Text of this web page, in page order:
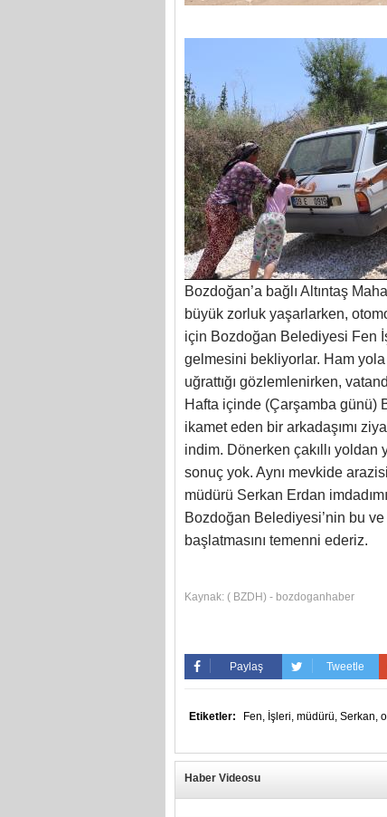
Bozdoğan’a bağlı Altıntaş
büyük zorluk yaşarlarken,
için Bozdoğan Belediyesi Fen
gelmesini bekliyorlar. Ham yola
uğrattığı gözlemlenirken,
Hafta içinde (Çarşamba günü)
ikamet eden bir arkadaşımı
indim. Dönerken çakıllı yoldan
sonuç yok. Aynı mevkide
müdürü Serkan Erdan
Bozdoğan Belediyesi’nin bu
başlatmasını temenni ederiz.
Kaynak: ( BZDH) - bozdoganhaber
Paylaş Tweetle
Etiketler: Fen, İşleri, müdürü, Serkan,
Haber Videosu